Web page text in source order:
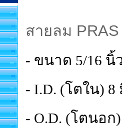
สายลม
- ขนาด 5/16 นิ้
- I.D. (โตใน) 8
- O.D. (โตนอก